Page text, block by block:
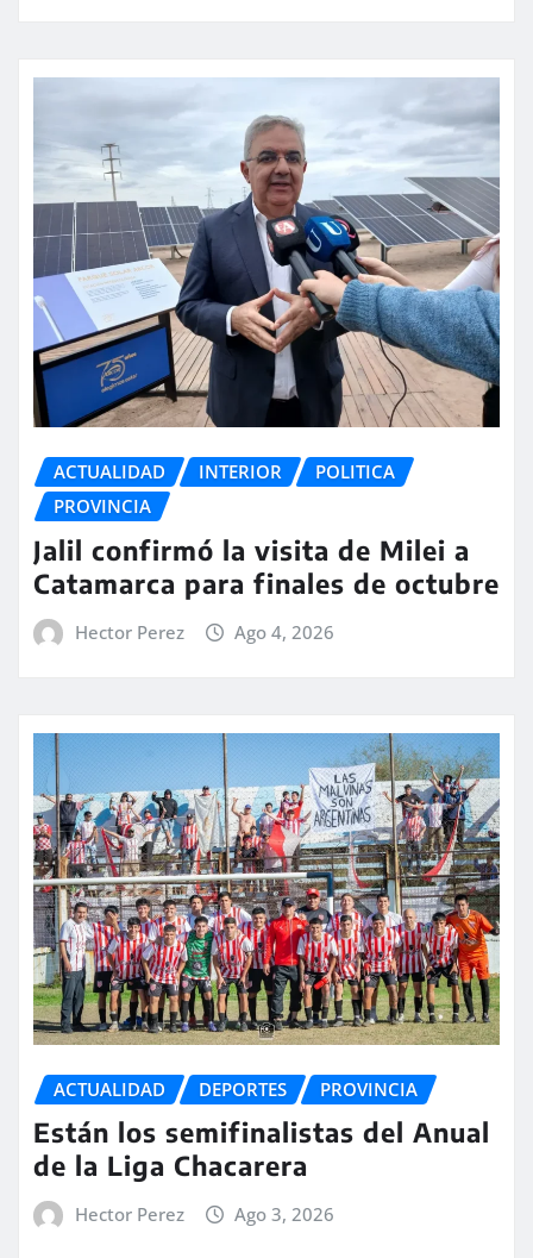
ACTUALIDAD INTERIOR
POLITICA
PROVINCIA
Jalil confirmó la visita de Milei a
Catamarca para finales de octubre
Hector Perez Ago 4, 2026
ACTUALIDAD DEPORTES PROVINCIA
Están los semifinalistas del Anual
de la Liga Chacarera
Hector Perez Ago 3, 2026